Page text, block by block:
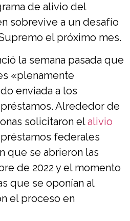
de alivio del
sobrevive a un desafío
el próximo mes.
la semana pasada que
«plenamente
enviada a los
Alrededor de
solicitaron elalivio
federales
que se abrieron las
de 2022 y el momento
que se oponían al
el proceso en